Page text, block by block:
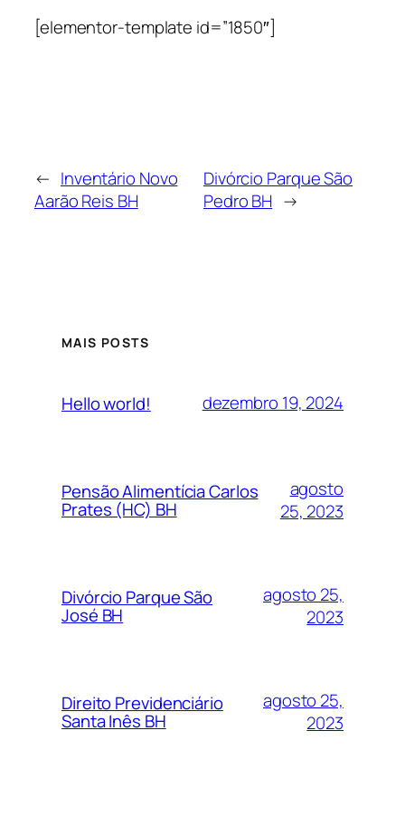
[elementor-template id=”1850″]
← Inventário Novo
Aarão Reis BH
Divórcio Parque São
Pedro BH →
MAIS POSTS
Hello world! dezembro 19, 2024
Pensão Alimentícia Carlos
Prates (HC) BH
agosto
25, 2023
Divórcio Parque São
José BH
agosto 25,
2023
Direito Previdenciário
Santa Inês BH
agosto 25,
2023